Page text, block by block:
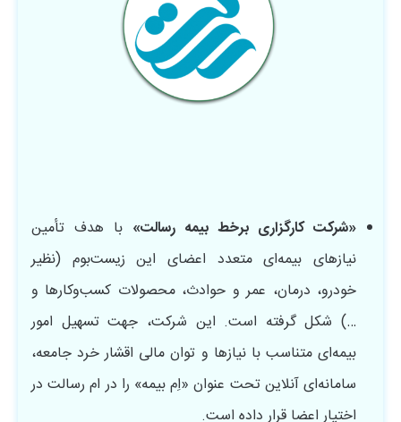
«شرکت کارگزاری برخط بیمه رسالت» با هدف تأمین
نیازهای بیمه‏‌ای متعدد اعضای این زیست‌بوم (نظیر
خودرو، درمان، عمر و حوادث، محصولات کسب‌وکارها و
…) شکل گرفته است. این شرکت، جهت تسهیل امور
بیمه‌ای‌ متناسب با نیازها و توان مالی اقشار خرد جامعه،
سامانه‌ای آنلاین تحت عنوان «اِم بیمه» را در ام رسالت در
اختیار اعضا قرار داده است.